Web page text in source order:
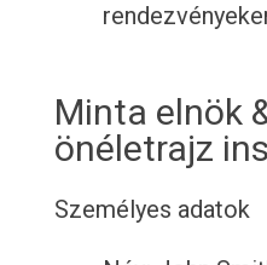
Minta elnök
önéletrajz
Személyes adatok